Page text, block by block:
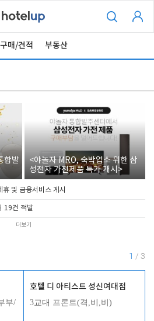
구매/견적 부동산
합발
<야놀자 MRO, 숙박업소 위한 삼
성전자 가전제품 특가 개시>
및 금융서비스 게시
19건 적발
더보기
1 / 3
부/
호텔 디 아티스트 성신여대점
3교대 프론트(격,비,비)